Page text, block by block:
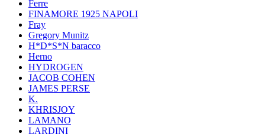
Ferre
FINAMORE 1925 NAPOLI
Fray
Gregory Munitz
H*D*S*N baracco
Herno
HYDROGEN
JACOB COHEN
JAMES PERSE
K.
KHRISJOY
LAMANO
LARDINI